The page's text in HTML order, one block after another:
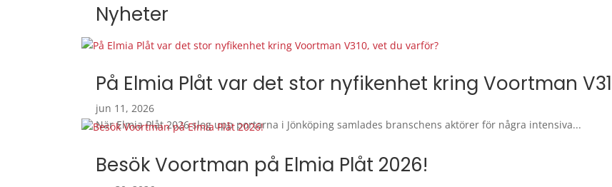
Nyheter
På Elmia Plåt var det stor nyfikenhet kring Voortman
jun 11, 2026
När Elmia Plåt 2026 slog upp portarna i Jönköping samlades branschens aktörer för några intensiva...
Besök Voortman på Elmia Plåt 2026!